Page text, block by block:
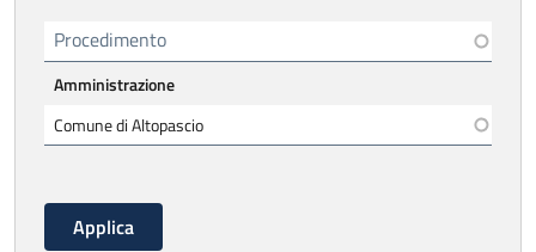
Procedimento
Amministrazione